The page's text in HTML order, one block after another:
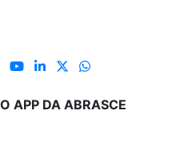
APP DA ABRASCE